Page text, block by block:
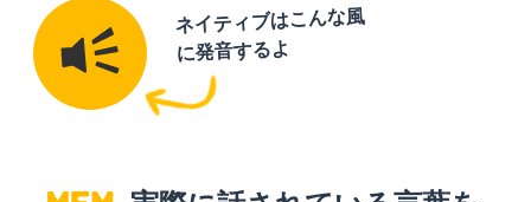
ネイティブはこんな風
に発音するよ